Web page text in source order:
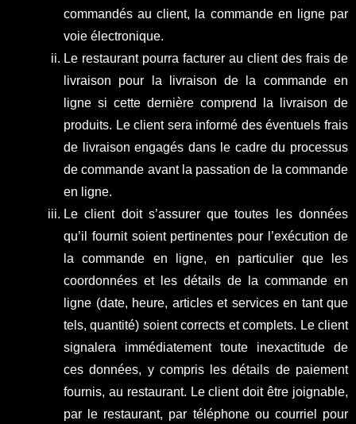
commandés au client, la commande en ligne par
voie électronique.
Le restaurant pourra facturer au client des frais de
livraison pour la livraison de la commande en
ligne si cette dernière comprend la livraison de
produits. Le client sera informé des éventuels frais
de livraison engagés dans le cadre du processus
de commande avant la passation de la commande
en ligne.
Le client doit s’assurer que toutes les données
qu’il fournit soient pertinentes pour l’exécution de
la commande en ligne, en particulier que les
coordonnées et les détails de la commande en
ligne (date, heure, articles et services en tant que
tels, quantité) soient corrects et complets. Le client
signalera immédiatement toute inexactitude de
ces données, y compris les détails de paiement
fournis, au restaurant. Le client doit être joignable,
par le restaurant, par téléphone ou courriel pour